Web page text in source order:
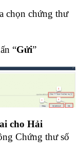
chọn chứng thư
“Gửi”
cho Hải
Chứng thư số